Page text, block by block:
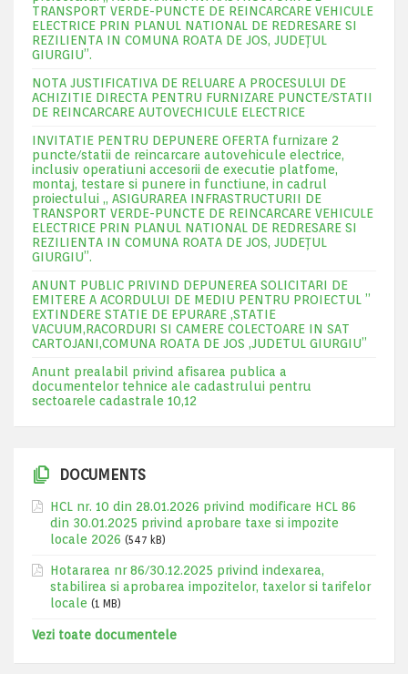
TRANSPORT VERDE-PUNCTE DE REINCARCARE VEHICULE
ELECTRICE PRIN PLANUL NATIONAL DE REDRESARE SI
REZILIENTA IN COMUNA ROATA DE JOS, JUDEŢUL
GIURGIU”.
NOTA JUSTIFICATIVA DE RELUARE A PROCESULUI DE
ACHIZITIE DIRECTA PENTRU FURNIZARE PUNCTE/STATII
DE REINCARCARE AUTOVECHICULE ELECTRICE
INVITATIE PENTRU DEPUNERE OFERTA furnizare 2
puncte/statii de reincarcare autovehicule electrice,
inclusiv operatiuni accesorii de executie platfome,
montaj, testare si punere in functiune, in cadrul
proiectului „ ASIGURAREA INFRASTRUCTURII DE
TRANSPORT VERDE-PUNCTE DE REINCARCARE VEHICULE
ELECTRICE PRIN PLANUL NATIONAL DE REDRESARE SI
REZILIENTA IN COMUNA ROATA DE JOS, JUDEŢUL
GIURGIU”.
ANUNT PUBLIC PRIVIND DEPUNEREA SOLICITARI DE
EMITERE A ACORDULUI DE MEDIU PENTRU PROIECTUL ”
EXTINDERE STATIE DE EPURARE ,STATIE
VACUUM,RACORDURI SI CAMERE COLECTOARE IN SAT
CARTOJANI,COMUNA ROATA DE JOS ,JUDETUL GIURGIU”
Anunt prealabil privind afisarea publica a
documentelor tehnice ale cadastrului pentru
sectoarele cadastrale 10,12
DOCUMENTS
HCL nr. 10 din 28.01.2026 privind modificare HCL 86
din 30.01.2025 privind aprobare taxe si impozite
locale 2026 (547 kB)
Hotararea nr 86/30.12.2025 privind indexarea,
stabilirea si aprobarea impozitelor, taxelor si tarifelor
locale (1 MB)
Vezi toate documentele